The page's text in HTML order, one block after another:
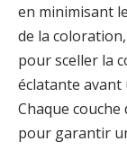
en minimisant
de la
pour sceller la
éclatante avant
Chaque
pour garantir